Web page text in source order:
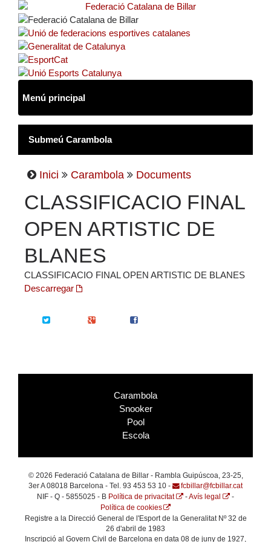
Inici Carambola Documents
CLASSIFICACIO FINAL
OPEN ARTISTIC DE
BLANES
CLASSIFICACIO FINAL OPEN ARTISTIC DE BLANES
Descarregar
Google+
Carambola
Snooker
Pool
Escola
© 2026 Federació Catalana de Billar - Rambla Guipúscoa, 23-25,
3er A 08018 Barcelona - Tel. 93 453 53 10 -
fcbillar@fcbillar.cat
NIF - Q - 5855025 - B Política de privacitat -Avís legal
-
Política de cookies
Registre a la Direcció General de l'Esport de la Generalitat Nº 32 de
26 d'abril de 1983
Inscripció al Govern Civil de Barcelona en data 08 de juny de 1927,